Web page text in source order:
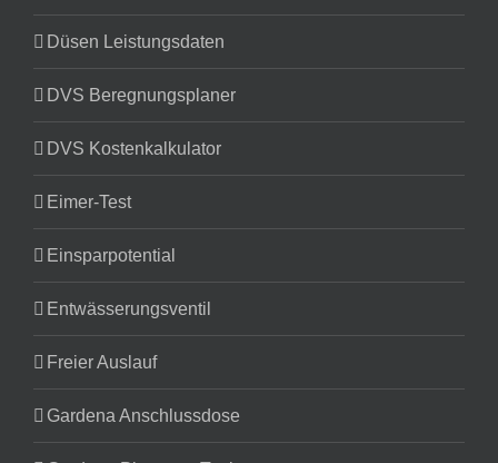
Düsen Leistungsdaten
DVS Beregnungsplaner
DVS Kostenkalkulator
Eimer-Test
Einsparpotential
Entwässerungsventil
Freier Auslauf
Gardena Anschlussdose